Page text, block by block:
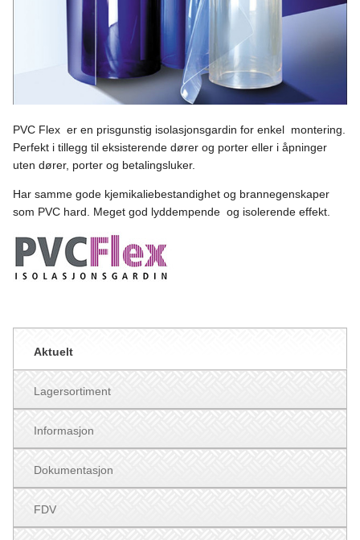
PVC Flex er en prisgunstig isolasjonsgardin for enkel montering.
Perfekt i tillegg til eksisterende dører og porter eller i åpninger
uten dører, porter og betalingsluker.
Har samme gode kjemikaliebestandighet og brannegenskaper
som PVC hard. Meget god lyddempende og isolerende effekt.
Aktuelt
Lagersortiment
Informasjon
Dokumentasjon
FDV